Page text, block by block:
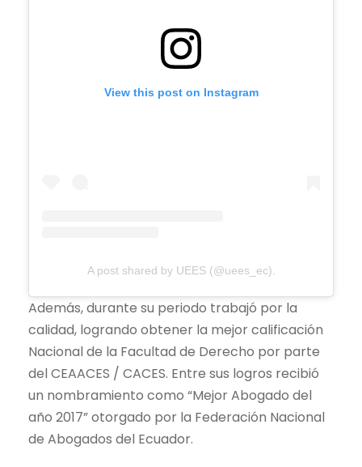
View this post on Instagram
A post shared by UEES (@uees_ec).
Además, durante su periodo trabajó por la
calidad, logrando obtener la mejor calificación
Nacional de la Facultad de Derecho por parte
del CEAACES / CACES. Entre sus logros recibió
un nombramiento como “Mejor Abogado del
año 2017” otorgado por la Federación Nacional
de Abogados del Ecuador.